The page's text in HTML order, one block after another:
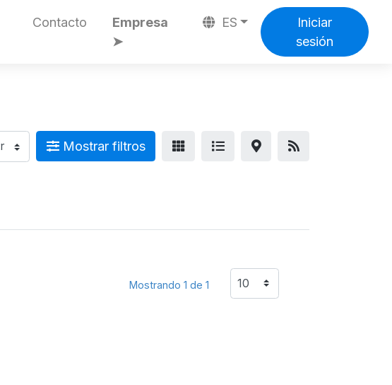
Contacto
Empresa
➤
ES
Iniciar
sesión
Mostrar filtros
Mostrando 1 de 1